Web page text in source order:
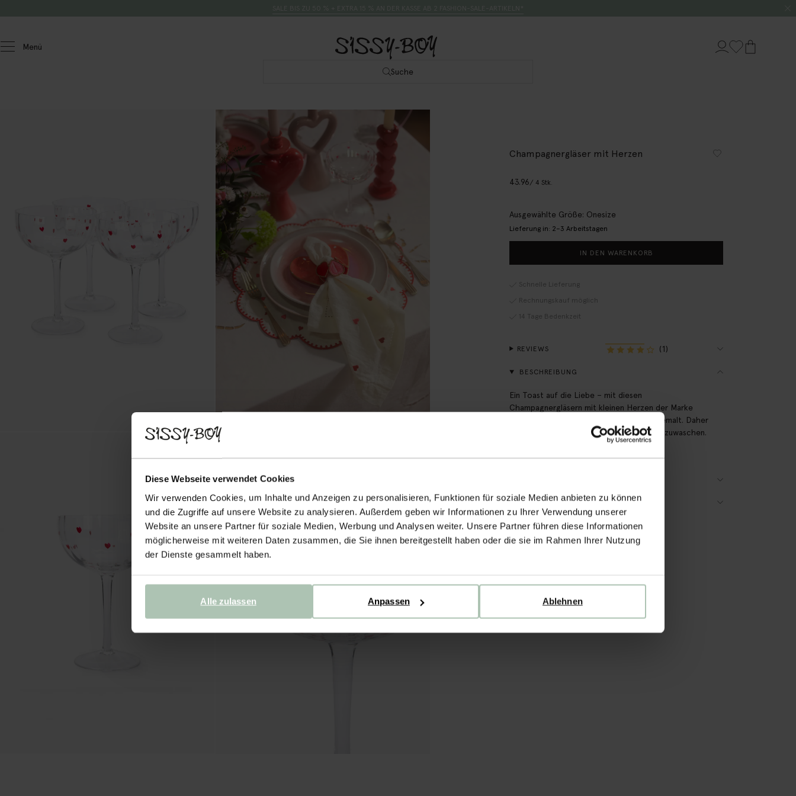
Diese Webseite verwendet Cookies
Wir verwenden Cookies, um Inhalte und Anzeigen zu personalisieren, Funktionen für soziale Medien anbieten zu können
und die Zugriffe auf unsere Website zu analysieren. Außerdem geben wir Informationen zu Ihrer Verwendung unserer
Website an unsere Partner für soziale Medien, Werbung und Analysen weiter. Unsere Partner führen diese Informationen
möglicherweise mit weiteren Daten zusammen, die Sie ihnen bereitgestellt haben oder die sie im Rahmen Ihrer Nutzung
der Dienste gesammelt haben.
Ablehnen
Anpassen
Alle zulassen
Menü
Suche
Champagnergläser mit Herzen
43.96/ 4 Stk.
Ausgewählte Größe: Onesize
Lieferung in: 2–3 Arbeitstagen
IN DEN WARENKORB
Schnelle Lieferung
Rechnungskauf möglich
14 Tage Bedenkzeit
REVIEWS (1)
BESCHREIBUNG
Ein Toast auf die Liebe – mit diesen
Champagnergläsern mit kleinen Herzen der Marke
Sissy-Boy. Die Herzen sind per Hand aufgemalt. Daher
empfehlen wir, die Gläser mit der Hand abzuwaschen.
VERSAND & RÜCKGABE